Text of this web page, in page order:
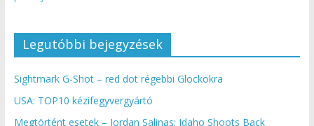
Legutóbbi bejegyzések
Sightmark G-Shot – red dot régebbi Glockokra
USA: TOP10 kézifegyvergyártó
Megtörtént esetek – Jordan Salinas: Idaho Shoots Back